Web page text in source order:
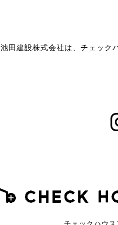
池田建設株式会社は、チェック
チェックハウ